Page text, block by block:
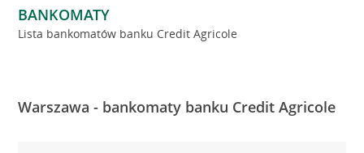
BANKOMATY
Lista bankomatów banku Credit Agricole
Warszawa - bankomaty banku Credit Agricole